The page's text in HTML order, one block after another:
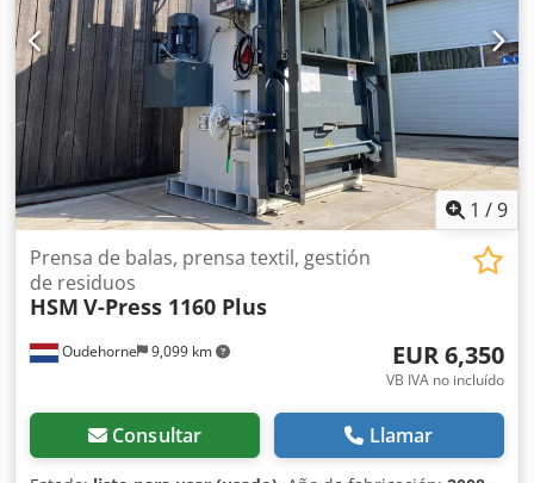
1 /9
Oudehorne 9,099 km
Prensa de balas, prensa textil, gestión
de residuos
HSM V-Press 1160 Plus
EUR 6,350
VB IVA no incluído
Consultar Llamar